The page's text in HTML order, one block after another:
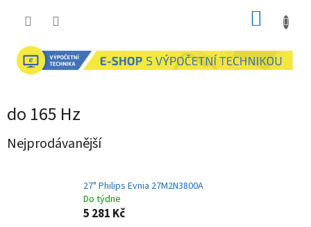
do 165 Hz
Nejprodávanější
27" Philips Evnia 27M2N3800A
Do týdne
5 281 Kč